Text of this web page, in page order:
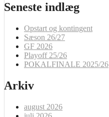
Seneste indlæg
Opstart og kontingent
Sæson 26/27
GF 2026
Playoff 25/26
POKALFINALE 2025/26
Arkiv
august 2026